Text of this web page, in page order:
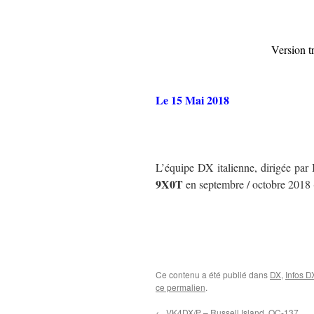
Version
Le 15 Mai 2018
L’équipe DX italienne, dirigée
9X0Ten septembre / octobre
Ce contenu a été publié dans DX, Infos
ce permalien.